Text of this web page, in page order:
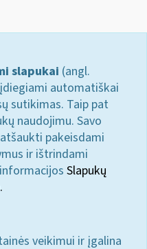
slapukai (angl.
automatiškai
sutikimas. Taip pat
naudojimu. Savo
pakeisdami
ir ištrindami
Slapukų
veikimui ir įgalina